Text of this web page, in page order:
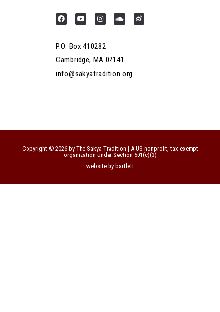
P.O. Box 410282
Cambridge, MA 02141
info@sakyatradition.org
Copyright © 2026 by The Sakya Tradition | A US nonprofit, tax-exempt
organization under Section 501(c)(3)
website by bartlett